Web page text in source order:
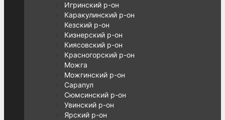
Игринский р-он
Каракулинский р-он
Кезский р-он
Кизнерский р-он
Киясовский р-он
Красногорский р-он
Можга
Можгинский р-он
Сарапул
Сюмсинский р-он
Увинский р-он
Ярский р-он